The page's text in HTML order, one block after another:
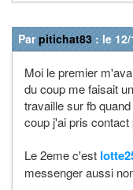
Parpitichat83 : le
Moi le premier
du coup me faisait
travaille sur fb
coup j'ai pris
Le 2eme c'est
messenger aussi